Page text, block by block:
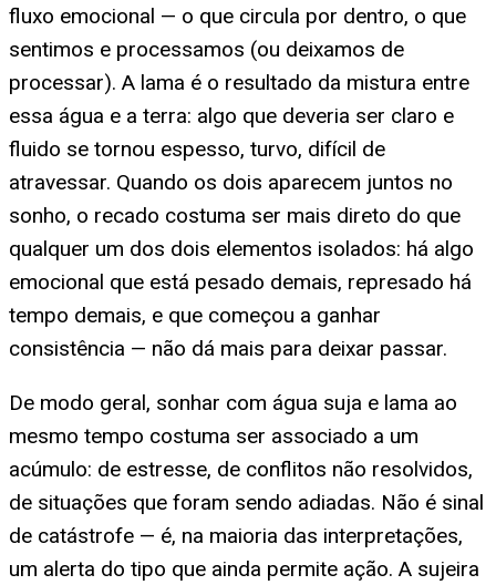
fluxo emocional — o que circula por dentro, o que
sentimos e processamos (ou deixamos de
processar). A lama é o resultado da mistura entre
essa água e a terra: algo que deveria ser claro e
fluido se tornou espesso, turvo, difícil de
atravessar. Quando os dois aparecem juntos no
sonho, o recado costuma ser mais direto do que
qualquer um dos dois elementos isolados: há algo
emocional que está pesado demais, represado há
tempo demais, e que começou a ganhar
consistência — não dá mais para deixar passar.
De modo geral, sonhar com água suja e lama ao
mesmo tempo costuma ser associado a um
acúmulo: de estresse, de conflitos não resolvidos,
de situações que foram sendo adiadas. Não é sinal
de catástrofe — é, na maioria das interpretações,
um alerta do tipo que ainda permite ação. A sujeira